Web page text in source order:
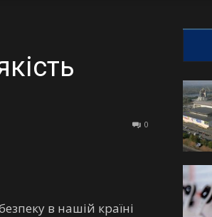
0
в нашій країні